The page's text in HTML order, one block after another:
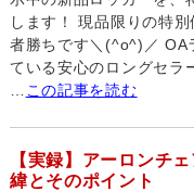
します！ 現品限りの特
者勝ちです＼(^o^)／ OA
ている安心のロングセラ
この記事を読む
【実録】アーロンチ
緯とそのポイント